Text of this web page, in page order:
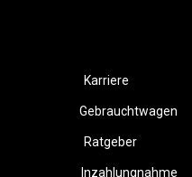
Karriere
Gebrauchtwagen
Ratgeber
Inzahlungnahme